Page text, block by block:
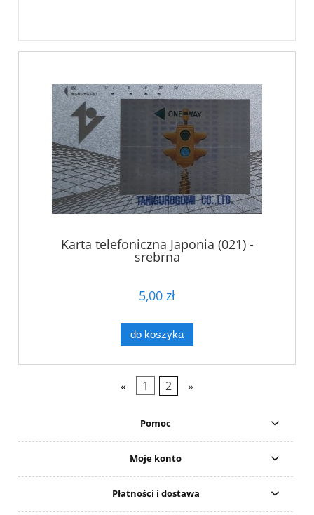
Karta telefoniczna Japonia (021) -
srebrna
5,00 zł
do koszyka
« 1 2 »
Pomoc
Moje konto
Płatności i dostawa